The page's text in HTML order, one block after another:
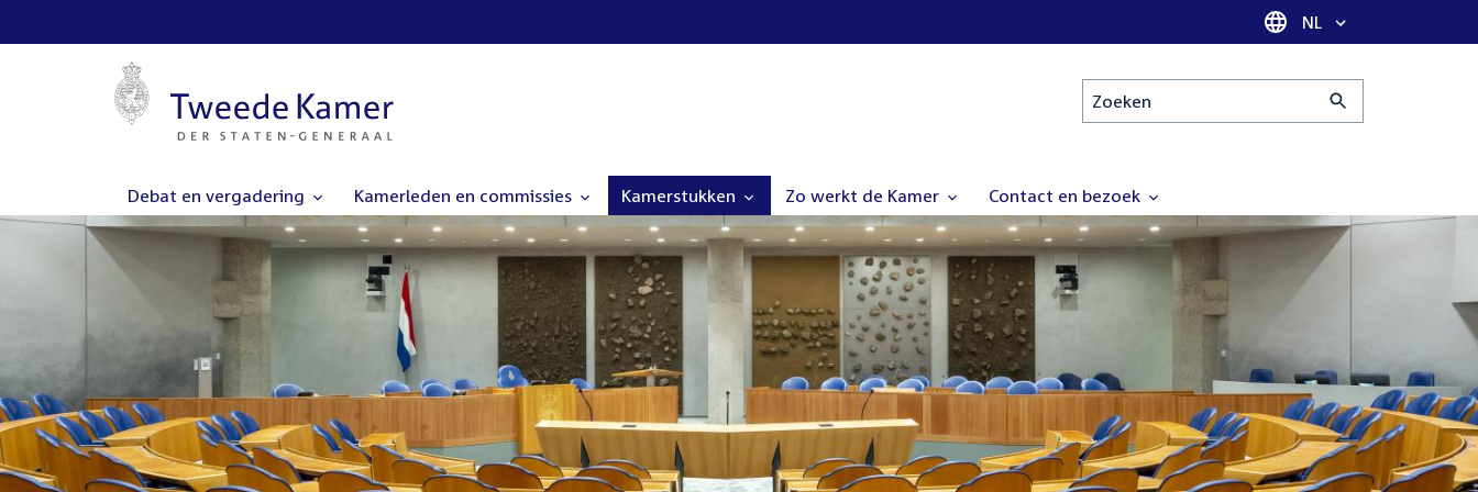
Taal selectie
NL
Zoeken
Debat en vergadering Kamerleden en commissies Kamerstukken Zo werkt de Kamer Contact en bezoek